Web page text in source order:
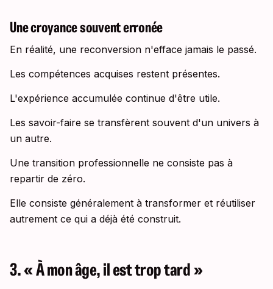
Une croyance souvent erronée
En réalité, une reconversion n'efface jamais le passé.
Les compétences acquises restent présentes.
L'expérience accumulée continue d'être utile.
Les savoir-faire se transfèrent souvent d'un univers à
un autre.
Une transition professionnelle ne consiste pas à
repartir de zéro.
Elle consiste généralement à transformer et réutiliser
autrement ce qui a déjà été construit.
3. « À mon âge, il est trop tard »